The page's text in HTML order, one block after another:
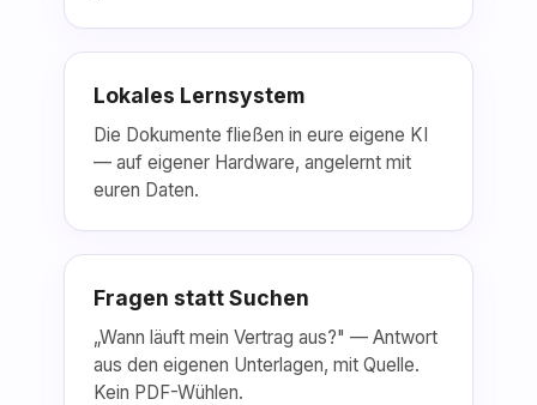
Lokales Lernsystem
Die Dokumente fließen in eure eigene KI
— auf eigener Hardware, angelernt mit
euren Daten.
Fragen statt Suchen
„Wann läuft mein Vertrag aus?" — Antwort
aus den eigenen Unterlagen, mit Quelle.
Kein PDF-Wühlen.